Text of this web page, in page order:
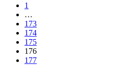
1
…
173
174
175
176
177